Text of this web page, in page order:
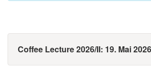
Coffee Lecture 2026/II: 19. Mai 2026